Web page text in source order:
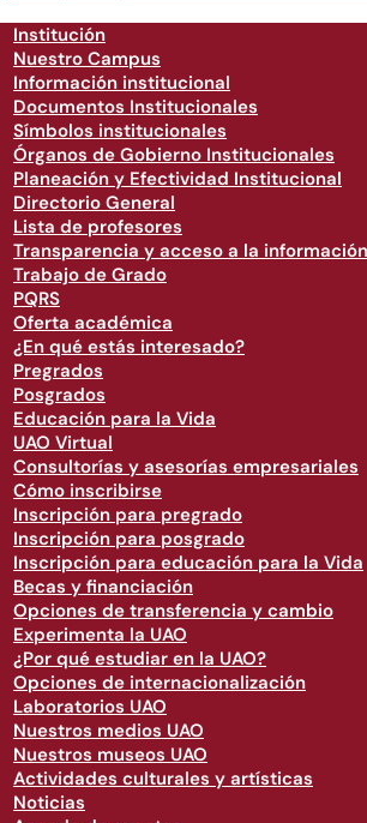
Institución
Nuestro Campus
Información institucional
Documentos Institucionales
Símbolos institucionales
Órganos de Gobierno Institucionales
Planeación y Efectividad Institucional
Directorio General
Lista de profesores
Transparencia y acceso a la
Trabajo de Grado
PQRS
Oferta académica
¿En qué estás interesado?
Pregrados
Posgrados
Educación para la Vida
UAO Virtual
Consultorías y asesorías empresariales
Cómo inscribirse
Inscripción para pregrado
Inscripción para posgrado
Inscripción para educación para la Vida
Becas y financiación
Opciones de transferencia y cambio
Experimenta la UAO
¿Por qué estudiar en la UAO?
Opciones de internacionalización
Laboratorios UAO
Nuestros medios UAO
Nuestros museos UAO
Actividades culturales y artísticas
Noticias